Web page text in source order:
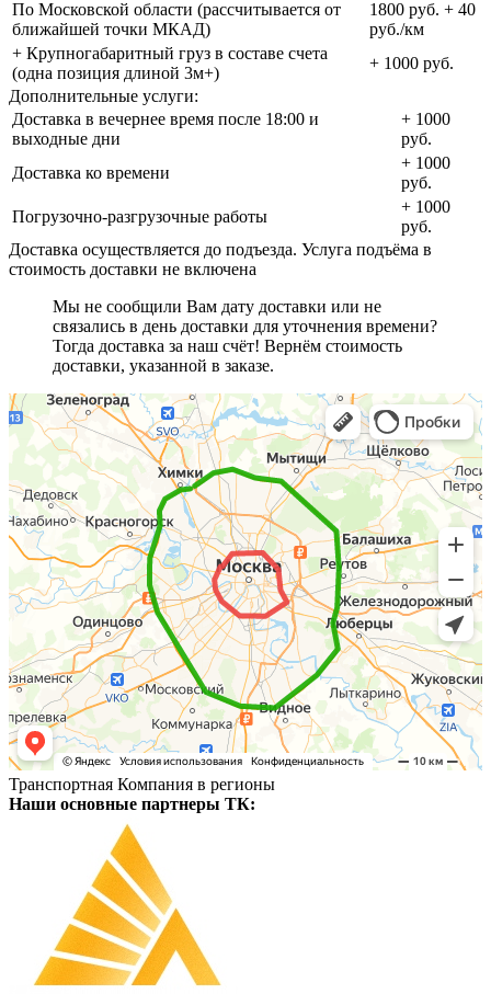
По Московской области (рассчитывается от
ближайшей точки МКАД)
1800 руб. + 40
руб./км
+ Крупногабаритный груз в составе счета
(одна позиция длиной 3м+)
+ 1000 руб.
Дополнительные услуги:
Доставка в вечернее время после 18:00 и
выходные дни
+ 1000
руб.
Доставка ко времени
+ 1000
руб.
Погрузочно-разгрузочные работы
+ 1000
руб.
Доставка осуществляется до подъезда. Услуга подъёма в
стоимость доставки не включена
Мы не сообщили Вам дату доставки или не
связались в день доставки для уточнения времени?
Тогда доставка за наш счёт! Вернём стоимость
доставки, указанной в заказе.
Транспортная Компания в регионы
Наши основные партнеры ТК: